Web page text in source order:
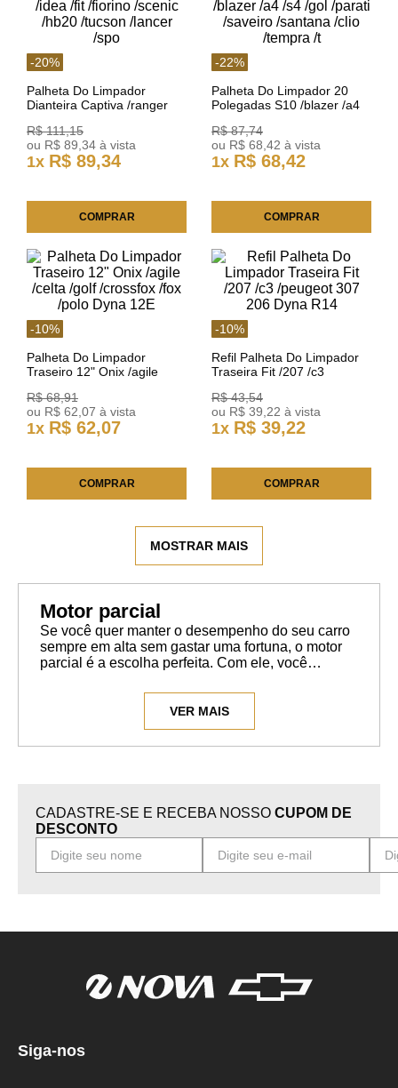
-20%
Palheta Do Limpador
Dianteira Captiva /ranger
/hb20 /tucson /lancer /spo
R$ 111,15
ou R$ 89,34 à vista
1x R$ 89,34
COMPRAR
-22%
Palheta Do Limpador 20
Polegadas S10 /blazer /a4
/santana /clio /tempra /t
R$ 87,74
ou R$ 68,42 à vista
1x R$ 68,42
COMPRAR
-10%
Palheta Do Limpador
Traseiro 12" Onix /agile
/polo Dyna 12E
R$ 68,91
ou R$ 62,07 à vista
1x R$ 62,07
COMPRAR
-10%
Refil Palheta Do Limpador
Traseira Fit /207 /c3
R$ 43,54
ou R$ 39,22 à vista
1x R$ 39,22
COMPRAR
MOSTRAR MAIS
Motor parcial
Se você quer manter o desempenho do seu carro
sempre em alta sem gastar uma fortuna, o motor
parcial é a escolha perfeita. Com ele, você
novo, mas sem aquele peso no bolso.
O motor parcial Chevrolet vem com tudo que você
precisa: bloco, pistões e anéis, árvore de
Na maioria das vezes, trocar seu motor por um
motor parcial da Chevrolet sai muito mais em
conta do que tentar consertar cada peça
separada.
pode voltar para a estrada com toda a confiança
VER MAIS
CADASTRE-SE E RECEBA NOSSO CUPOM DE
DESCONTO
Siga-nos